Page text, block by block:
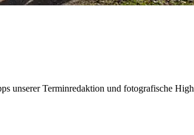
unserer Terminredaktion und fotografische